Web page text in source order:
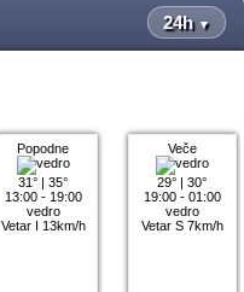
24h ▼
Popodne
31° |35°
13:00 - 19:00
vedro
Vetar I 13km/h
Veče
29° |30°
19:00 - 01:00
vedro
Vetar S 7km/h